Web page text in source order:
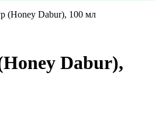
(Honey Dabur), 100 мл
Dabur),